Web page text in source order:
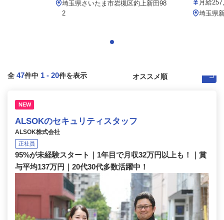
埼玉県さいたま市岩槻区釣上新田98
2
月給
埼玉県
全 47件中 1 - 20件を表示
NEW
ALSOKのセキュリティスタッフ
ALSOK株式会社
正社員
95%が未経験スタート｜1年目で月収32万円以上も！｜賞
与平均137万円｜20代30代多数活躍中！